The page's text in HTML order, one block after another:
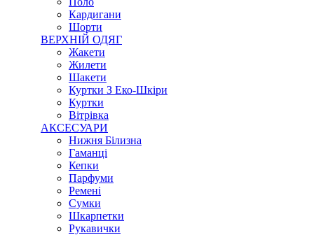
Кардигани
Шорти
ВЕРХНІЙ ОДЯГ
Жакети
Жилети
Шакети
Куртки З Еко-Шкіри
Куртки
Вітрівка
АКСЕСУАРИ
Нижня Білизна
Гаманці
Кепки
Парфуми
Ремені
Сумки
Шкарпетки
Рукавички